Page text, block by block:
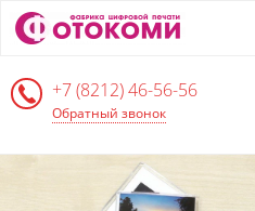
Перейти
к
информации
+7 (8212) 46-56-56
Обратный звонок